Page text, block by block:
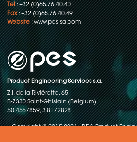
Tel: +32 (0)65.76.40.40
Fax: +32 (0)65.76.40.49
Website:www.pes-sa.com
Product Engineering Services s.a.
Z.I. de la Rivièrette, 65
B-7330 Saint-Ghislain (Belgium)
50.4557859, 3.8172828
Copyright © 2015-2026 - P.E.S. Product